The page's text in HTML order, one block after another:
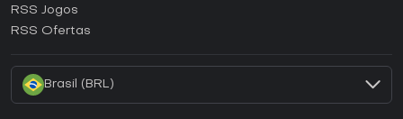
RSS Jogos
RSS Ofertas
Brasil (BRL)